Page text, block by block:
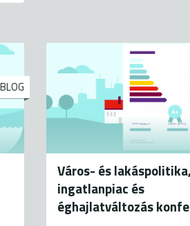
BLOG
Város- és
ingatlanpiac és
éghajlatváltozás